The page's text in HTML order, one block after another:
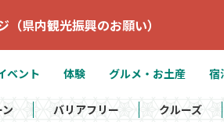
県内観光振興のお願い）
ベント 体験 グルメ・お土産 宿
バリアフリー クルーズ